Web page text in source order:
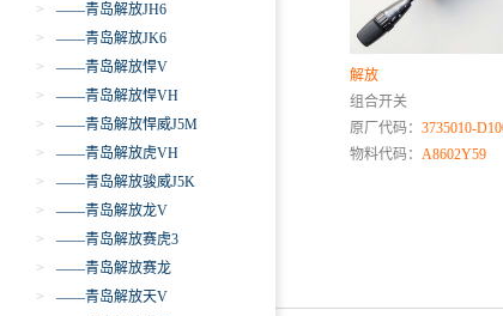
>
——青岛解放JH6
>
——青岛解放JK6
>
——青岛解放悍V
>
——青岛解放悍VH
>
——青岛解放悍威J5M
>
——青岛解放虎VH
>
——青岛解放骏威J5K
>
——青岛解放龙V
>
——青岛解放赛虎3
>
——青岛解放赛龙
>
——青岛解放天V
解放
组合开关
原厂代码： 3735010-
物料代码： A8602Y59